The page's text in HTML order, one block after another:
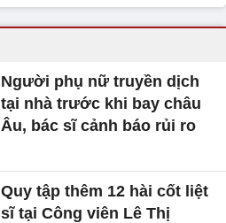
Người phụ nữ truyền dịch
tại nhà trước khi bay châu
Âu, bác sĩ cảnh báo rủi ro
Quy tập thêm 12 hài cốt liệt
sĩ tại Công viên Lê Thị